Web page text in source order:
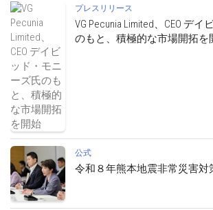
プレスリリース
VG Pecunia Limited、CEO デ
のもと、積極的な市場開拓を
公式
令和８年熊本地震非常災害対